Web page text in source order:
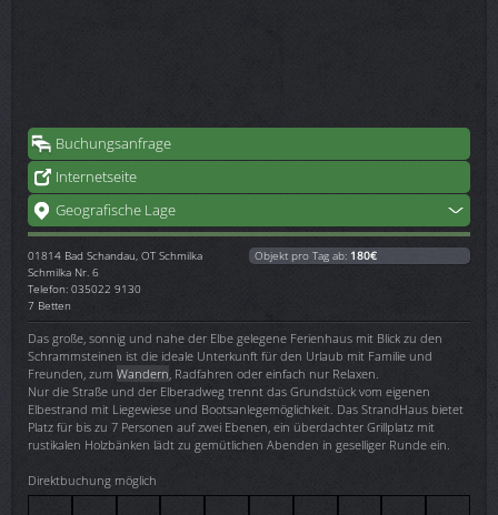
Buchungsanfrage
Internetseite
Geografische Lage
01814 Bad Schandau, OT Schmilka
Schmilka Nr. 6
Telefon: 035022 9130
7 Betten
Objekt pro Tag ab: 180€
Das große, sonnig und nahe der Elbe gelegene Ferienhaus mit Blick zu den
Schrammsteinen ist die ideale Unterkunft für den Urlaub mit Familie und
Freunden, zum Wandern , Radfahren oder einfach nur Relaxen.
Nur die Straße und der Elberadweg trennt das Grundstück vom eigenen
Elbestrand mit Liegewiese und Bootsanlegemöglichkeit. Das StrandHaus bietet
Platz für bis zu 7 Personen auf zwei Ebenen, ein überdachter Grillplatz mit
rustikalen Holzbänken lädt zu gemütlichen Abenden in geselliger Runde ein.
Direktbuchung möglich